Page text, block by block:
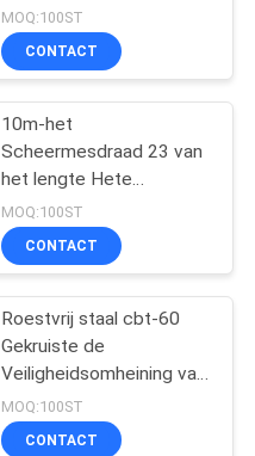
van het Typeconcertina
Veiligheidsomheining
MOQ:100ST
CONTACT
10m-het
Scheermesdraad 23 van
het lengte Hete
Ondergedompelde
Gegalvaniseerde
Concertina Lijnen
MOQ:100ST
CONTACT
Roestvrij staal cbt-60
Gekruiste de
Veiligheidsomheining van
de Scheermesdraad met
Klemmen
MOQ:100ST
CONTACT